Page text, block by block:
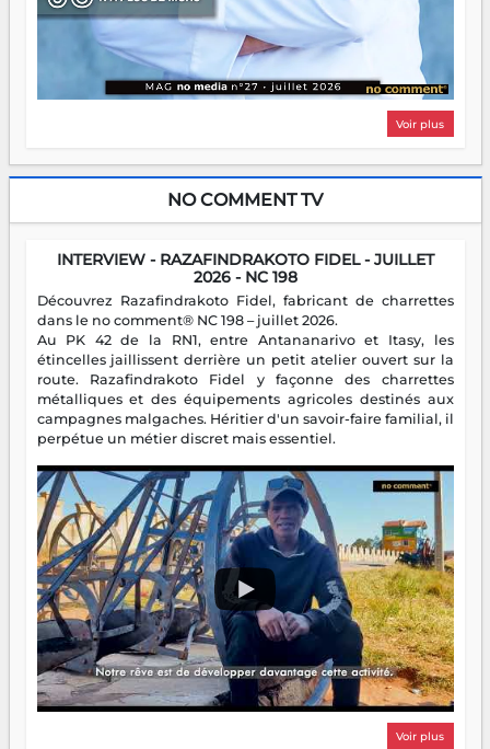
Voir plus
NO COMMENT TV
INTERVIEW - RAZAFINDRAKOTO FIDEL - JUILLET
2026 - NC 198
Découvrez Razafindrakoto Fidel, fabricant de charrettes
dans le no comment® NC 198 – juillet 2026.
Au PK 42 de la RN1, entre Antananarivo et Itasy, les
étincelles jaillissent derrière un petit atelier ouvert sur la
route. Razafindrakoto Fidel y façonne des charrettes
métalliques et des équipements agricoles destinés aux
campagnes malgaches. Héritier d'un savoir-faire familial, il
perpétue un métier discret mais essentiel.
Voir plus